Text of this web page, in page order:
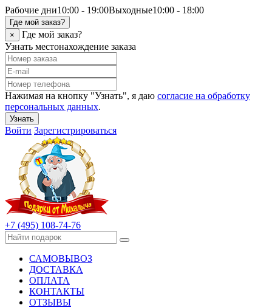
Рабочие дни10:00 - 19:00Выходные10:00 - 18:00
Где мой заказ?
×
Где мой заказ?
Узнать местонахождение заказа
Нажимая на кнопку "Узнать", я даю согласие на обработку
персональных данных.
Узнать
Войти Зарегистрироваться
+7 (495) 108-74-76
САМОВЫВОЗ
ДОСТАВКА
ОПЛАТА
КОНТАКТЫ
ОТЗЫВЫ